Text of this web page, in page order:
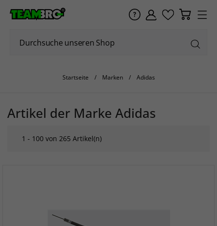
Startseite Marken Adidas
Artikel der Marke Adidas
1 - 100 von 265 Artikel(n)